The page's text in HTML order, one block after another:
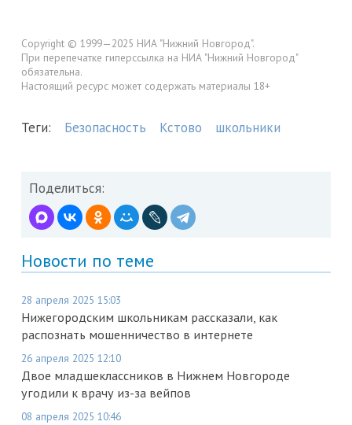
Copyright © 1999—2025 НИА "Нижний Новгород".
При перепечатке гиперссылка на НИА "Нижний Новгород"
обязательна.
Настоящий ресурс может содержать материалы 18+
Теги: Безопасность Кстово школьники
Поделиться:
Новости по теме
28 апреля 2025 15:03
Нижегородским школьникам рассказали, как
распознать мошенничество в интернете
26 апреля 2025 12:10
Двое младшеклассников в Нижнем Новгороде
угодили к врачу из-за вейпов
08 апреля 2025 10:46